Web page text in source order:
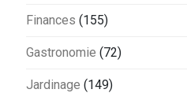
Finances (155)
Gastronomie (72)
Jardinage (149)